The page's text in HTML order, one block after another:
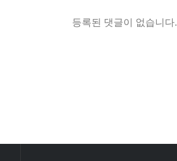
등록된 댓글이 없습니다.